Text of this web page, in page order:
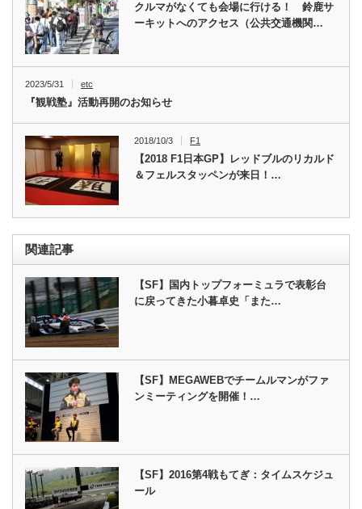
クルマがなくても会場に行ける！ 鈴鹿サ
ーキットへのアクセス（公共交通機関…
2023/5/31 etc
『観戦塾』活動再開のお知らせ
2018/10/3 F1
【2018 F1日本GP】レッドブルのリカルド
＆フェルスタッペンが来日！…
関連記事
【SF】国内トップフォーミュラで表彰台
に戻ってきた小暮卓史「また…
【SF】MEGAWEBでチームルマンがファ
ンミーティングを開催！…
【SF】2016第4戦もてぎ：タイムスケジュ
ール